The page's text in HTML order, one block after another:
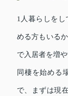
1人暮らしを
める方もいる
で入居者を増
同棲を始める
で、まずは現